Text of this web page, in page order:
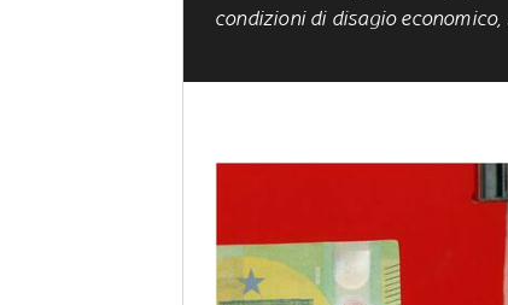
condizioni di disagio